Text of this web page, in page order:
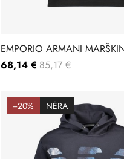
EMPORIO ARMANI
111035-CC716
68,14 € 85,17 €
−20% NĖRA